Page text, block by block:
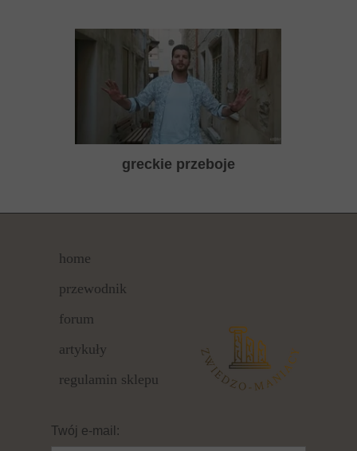
Twój e-mail:
home
przewodnik
forum
artykuły
regulamin sklepu
greckie przeboje